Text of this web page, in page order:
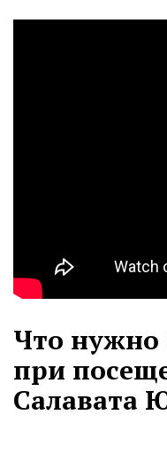
Что нужно
при
Салавата